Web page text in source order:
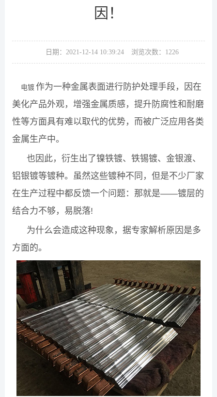
因！
日期：2021-12-14 10:39:24 浏览次数： 1226
电镀作为一种金属表面进行防护处理手段，因在
美化产品外观，增强金属质感，提升防腐性和耐磨
性等方面具有难以取代的优势，而被广泛应用各类
金属生产中。
也因此，衍生出了镍铁镀、铁锡镀、金银渡、
铝银镀等镀种。虽然这些镀种不同，但是不少厂家
在生产过程中都反馈一个问题：那就是——镀层的
结合力不够，易脱落!
为什么会造成这种现象，据专家解析原因是多
方面的。